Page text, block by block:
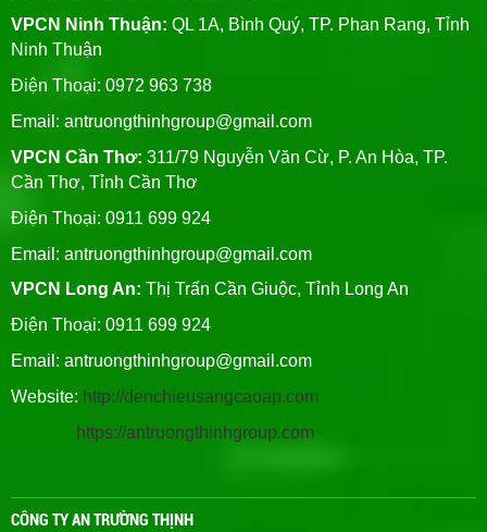
VPCN Ninh Thuận: QL 1A, Bình Quý, TP. Phan Rang, Tỉnh
Ninh Thuận
Điện Thoại: 0972 963 738
Email: antruongthinhgroup@gmail.com
VPCN Cần Thơ: 311/79 Nguyễn Văn Cừ, P. An Hòa, TP.
Cần Thơ, Tỉnh Cần Thơ
Điện Thoại: 0911 699 924
Email: antruongthinhgroup@gmail.com
VPCN Long An: Thị Trấn Cần Giuộc, Tỉnh Long An
Điện Thoại: 0911 699 924
Email: antruongthinhgroup@gmail.com
Website: http://denchieusangcaoap.com
https://antruongthinhgroup.com
CÔNG TY AN TRƯỜNG THỊNH